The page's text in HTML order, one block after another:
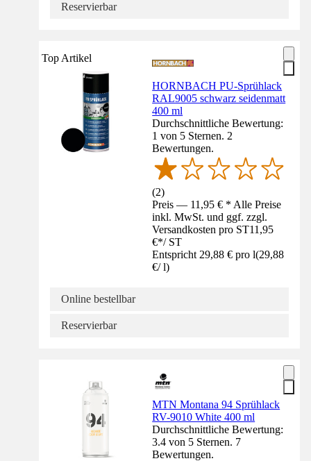
Reservierbar
Top Artikel
HORNBACH PU-Sprühlack
RAL9005 schwarz seidenmatt
400 ml
Durchschnittliche Bewertung:
1 von 5 Sternen. 2
Bewertungen.
(2)
Preis — 11,95 € * Alle Preise
inkl. MwSt. und ggf. zzgl.
Versandkosten pro ST11,95
€*/ ST
Entspricht 29,88 € pro l(29,88
€/ l)
Online bestellbar
Reservierbar
MTN Montana 94 Sprühlack
RV-9010 White 400 ml
Durchschnittliche Bewertung:
3.4 von 5 Sternen. 7
Bewertungen.